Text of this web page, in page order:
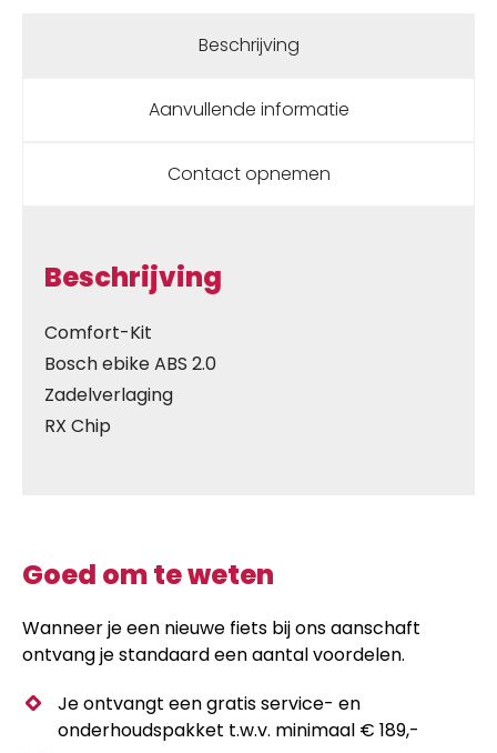
Beschrijving
Aanvullende informatie
Contact opnemen
Beschrijving
Comfort-Kit
Bosch ebike ABS 2.0
Zadelverlaging
RX Chip
Goed om te weten
Wanneer je een nieuwe fiets bij ons aanschaft
ontvang je standaard een aantal voordelen.
Je ontvangt een gratis service- en
onderhoudspakket t.w.v. minimaal € 189,-